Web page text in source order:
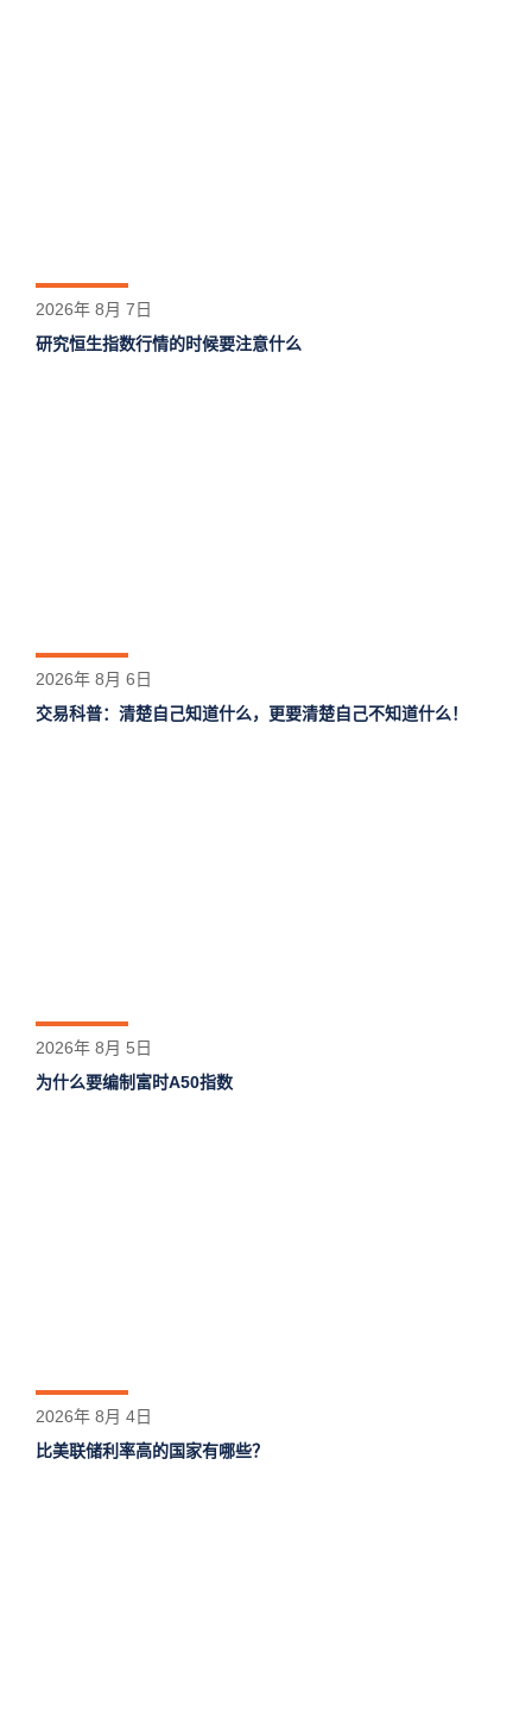
2026年 8月 7日
研究恒生指数行情的时候要注意什么
2026年 8月 6日
交易科普：清楚自己知道什么，更要清楚自己不知道什么！
2026年 8月 5日
为什么要编制富时A50指数
2026年 8月 4日
比美联储利率高的国家有哪些？